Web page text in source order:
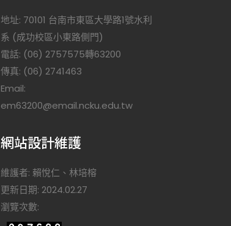
地址: 70101 台南市東區大學路1號水利
系 (成功校區小東路側門)
電話: (06) 2757575轉63200
傳真: (06) 2741463
Email:
em63200@email.ncku.edu.tw
網站設計維護
維護者: 賴悅仁、林培榕
更新日期: 2024.02.27
瀏覽次數: